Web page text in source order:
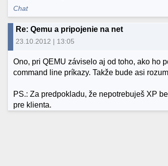
Chat
Re: Qemu a pripojenie na net
23.10.2012 | 13:05
Ono, pri QEMU záviselo aj od toho, ako ho
command line príkazy. Takže bude asi
PS.: Za predpokladu, že nepotrebuješ XP
pre klienta.